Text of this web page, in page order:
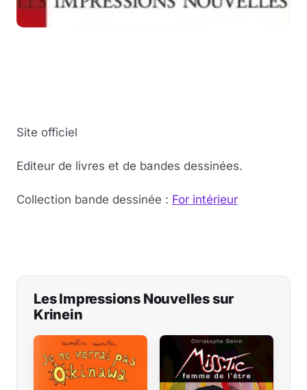
Site officiel
Editeur de livres et de bandes dessinées.
Collection bande dessinée : For intérieur
Les Impressions Nouvelles sur
Krinein